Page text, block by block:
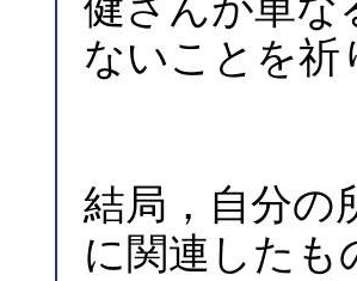
健さんが単な
ないことを祈
結局，自分の
に関連した